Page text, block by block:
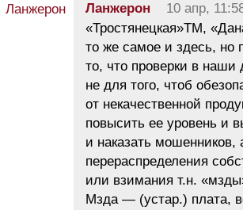
Ланжерон 10 апр,
«Тростянецкая»ТМ,
то же самое и здесь, но
то, что проверки в наши
не для того, чтоб
от некачественной
повысить ее уровень и
и наказать мошенников,
перераспределения
или взимания т.н.
Мзда — (устар.) плата,